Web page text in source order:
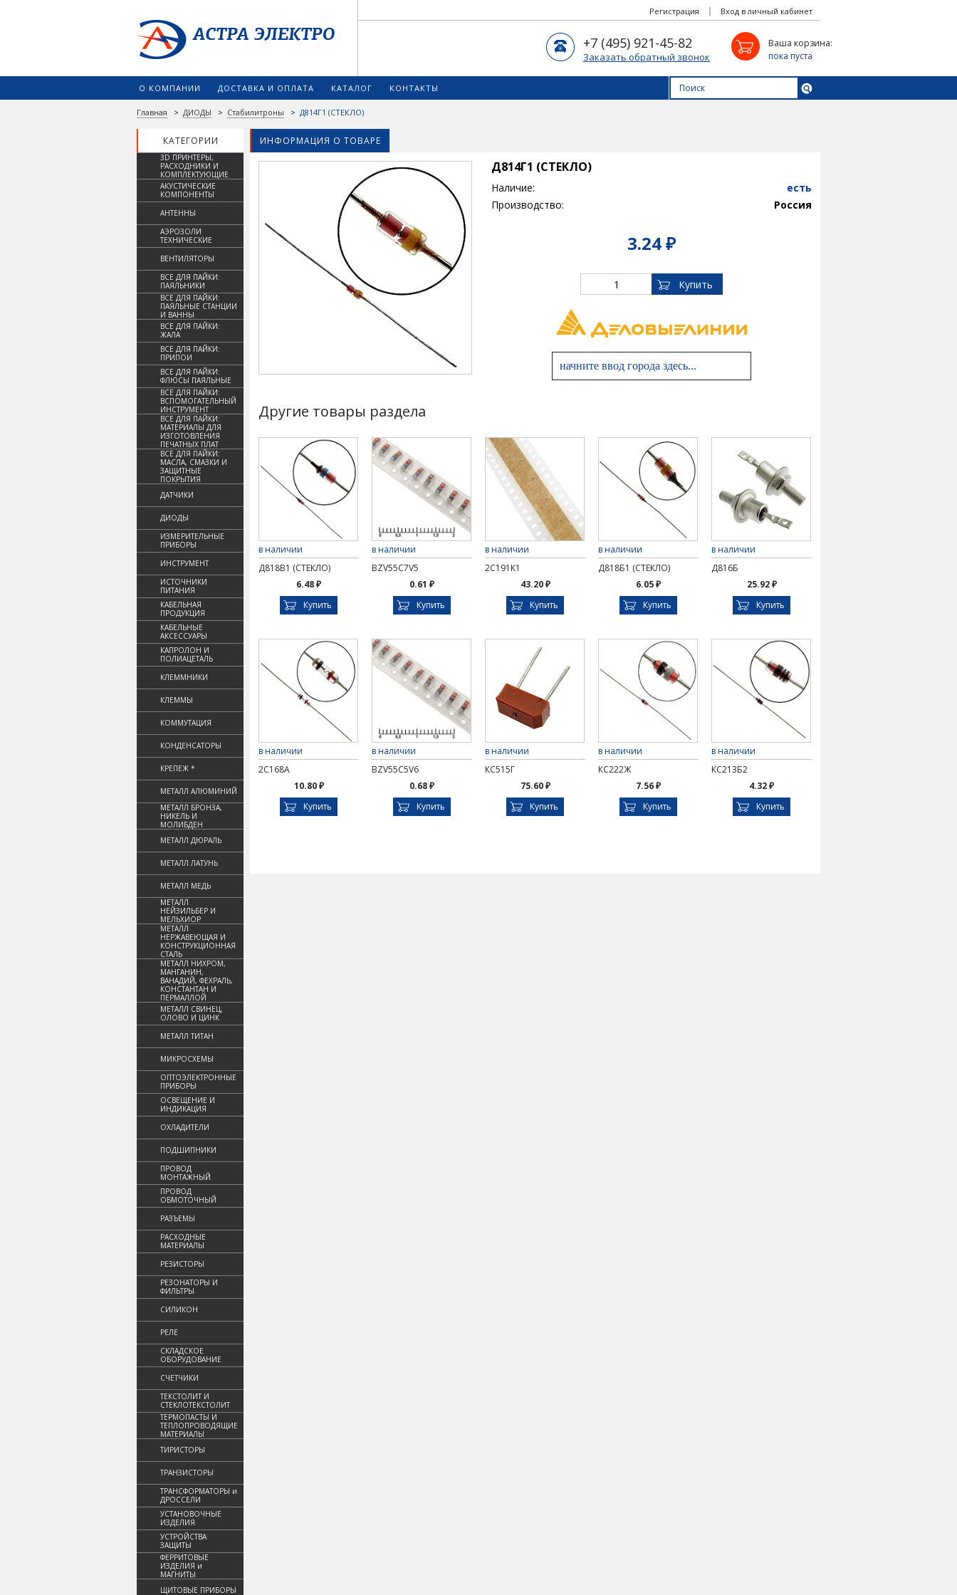
Вход в личный кабинет
Регистрация
Ваша корзина:
пока пуста
+7 (495) 921-45-82
Заказать обратный звонок
О КОМПАНИИ ДОСТАВКА И ОПЛАТА КАТАЛОГ КОНТАКТЫ
Главная > ДИОДЫ > Стабилитроны > Д814Г1 (СТЕКЛО)
КАТЕГОРИИ ИНФОРМАЦИЯ О ТОВАРЕ
3D ПРИНТЕРЫ,
РАСХОДНИКИ И
КОМПЛЕКТУЮЩИЕ
АКУСТИЧЕСКИЕ
КОМПОНЕНТЫ
АНТЕННЫ
АЭРОЗОЛИ
ТЕХНИЧЕСКИЕ
ВЕНТИЛЯТОРЫ
ВСЕ ДЛЯ ПАЙКИ:
ПАЯЛЬНИКИ
ВСЕ ДЛЯ ПАЙКИ:
ПАЯЛЬНЫЕ СТАНЦИИ
И ВАННЫ
ВСЕ ДЛЯ ПАЙКИ:
ЖАЛА
ВСЕ ДЛЯ ПАЙКИ:
ПРИПОИ
ВСЕ ДЛЯ ПАЙКИ:
ФЛЮСЫ ПАЯЛЬНЫЕ
ВСЕ ДЛЯ ПАЙКИ:
ВСПОМОГАТЕЛЬНЫЙ
ИНСТРУМЕНТ
ВСЕ ДЛЯ ПАЙКИ:
МАТЕРИАЛЫ ДЛЯ
ИЗГОТОВЛЕНИЯ
ПЕЧАТНЫХ ПЛАТ
ВСЕ ДЛЯ ПАЙКИ:
МАСЛА, СМАЗКИ И
ЗАЩИТНЫЕ
ПОКРЫТИЯ
ДАТЧИКИ
ДИОДЫ
ИЗМЕРИТЕЛЬНЫЕ
ПРИБОРЫ
ИНСТРУМЕНТ
ИСТОЧНИКИ
ПИТАНИЯ
КАБЕЛЬНАЯ
ПРОДУКЦИЯ
КАБЕЛЬНЫЕ
АКСЕССУАРЫ
КАПРОЛОН И
ПОЛИАЦЕТАЛЬ
КЛЕММНИКИ
КЛЕММЫ
КОММУТАЦИЯ
КОНДЕНСАТОРЫ
КРЕПЕЖ *
МЕТАЛЛ АЛЮМИНИЙ
МЕТАЛЛ БРОНЗА,
НИКЕЛЬ И
МОЛИБДЕН
МЕТАЛЛ ДЮРАЛЬ
МЕТАЛЛ ЛАТУНЬ
МЕТАЛЛ МЕДЬ
МЕТАЛЛ
НЕЙЗИЛЬБЕР И
МЕЛЬХИОР
МЕТАЛЛ
НЕРЖАВЕЮЩАЯ И
КОНСТРУКЦИОННАЯ
СТАЛЬ
МЕТАЛЛ НИХРОМ,
МАНГАНИН,
ВАНАДИЙ, ФЕХРАЛЬ,
КОНСТАНТАН И
ПЕРМАЛЛОЙ
МЕТАЛЛ СВИНЕЦ,
ОЛОВО И ЦИНК
МЕТАЛЛ ТИТАН
МИКРОСХЕМЫ
ОПТОЭЛЕКТРОННЫЕ
ПРИБОРЫ
ОСВЕЩЕНИЕ И
ИНДИКАЦИЯ
ОХЛАДИТЕЛИ
ПОДШИПНИКИ
ПРОВОД
МОНТАЖНЫЙ
ПРОВОД
ОБМОТОЧНЫЙ
РАЗЪЕМЫ
РАСХОДНЫЕ
МАТЕРИАЛЫ
РЕЗИСТОРЫ
РЕЗОНАТОРЫ И
ФИЛЬТРЫ
СИЛИКОН
РЕЛЕ
СКЛАДСКОЕ
ОБОРУДОВАНИЕ
СЧЕТЧИКИ
ТЕКСТОЛИТ И
СТЕКЛОТЕКСТОЛИТ
ТЕРМОПАСТЫ И
ТЕПЛОПРОВОДЯЩИЕ
МАТЕРИАЛЫ
ТИРИСТОРЫ
ТРАНЗИСТОРЫ
ТРАНСФОРМАТОРЫ и
ДРОССЕЛИ
УСТАНОВОЧНЫЕ
ИЗДЕЛИЯ
УСТРОЙСТВА
ЗАЩИТЫ
ФЕРРИТОВЫЕ
ИЗДЕЛИЯ и
МАГНИТЫ
ЩИТОВЫЕ ПРИБОРЫ
Д814Г1 (СТЕКЛО)
Наличие:
есть
Производство:
Россия
3.24 ₽
Другие товары раздела
в наличии
Д818В1 (СТЕКЛО)
6.48 ₽
Купить
в наличии
BZV55C7V5
0.61 ₽
Купить
в наличии
2С191К1
43.20 ₽
Купить
в наличии
Д818Б1 (СТЕКЛО)
6.05 ₽
Купить
в наличии
Д816Б
25.92 ₽
Купить
в наличии
2С168А
10.80 ₽
Купить
в наличии
BZV55C5V6
0.68 ₽
Купить
в наличии
КС515Г
75.60 ₽
Купить
в наличии
КС222Ж
7.56 ₽
Купить
в наличии
КС213Б2
4.32 ₽
Купить